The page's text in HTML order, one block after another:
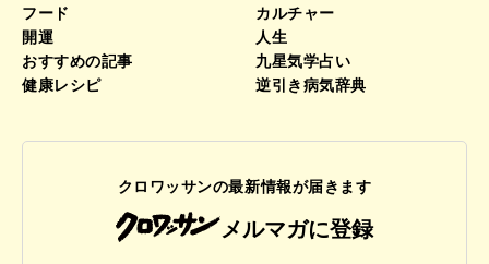
フード
カルチャー
開運
人生
おすすめの記事
九星気学占い
健康レシピ
逆引き病気辞典
クロワッサンの最新情報が届きます
メルマガに登録